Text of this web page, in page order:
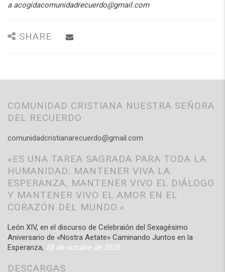
a acogidacomunidadrecuerdo@gmail.com
SHARE
COMUNIDAD CRISTIANA NUESTRA SEÑORA
DEL RECUERDO
comunidadcristianarecuerdo@gmail.com
«ES UNA TAREA SAGRADA PARA TODA LA
HUMANIDAD: MANTENER VIVA LA
ESPERANZA, MANTENER VIVO EL DIÁLOGO
Y MANTENER VIVO EL AMOR EN EL
CORAZÓN DEL MUNDO.»
León XIV, en el discurso de Celebraión del Sexagésimo
Aniversario de «Nostra Aetate» Caminando Juntos en la
Esperanza, 28 de octubre de 2025
DESCARGAS